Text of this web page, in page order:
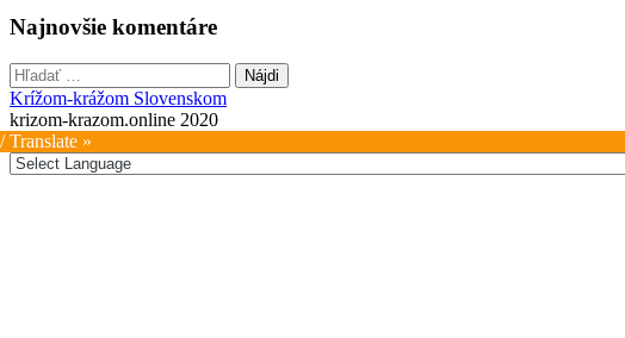
Najnovšie komentáre
Hľadať:
Krížom-krážom Slovenskom
krizom-krazom.online 2020
Translate »